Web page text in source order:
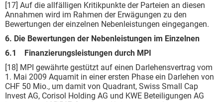
[17] Auf die allfälligen Kritikpunkte der Parteien an diesen
Annahmen wird im Rahmen der Erwägungen zu den
Bewertungen der einzelnen Nebenleistungen eingegangen.
6. Die Bewertungen der Nebenleistungen im Einzelnen
6.1 Finanzierungsleistungen durch MPI
[18] MPI gewährte gestützt auf einen Darlehensvertrag vom
1. Mai 2009 Aquamit in einer ersten Phase ein Darlehen von
CHF 50 Mio., um damit von Quadrant, Swiss Small Cap
Invest AG, Cori­sol Holding AG und KWE Beteiligungen AG